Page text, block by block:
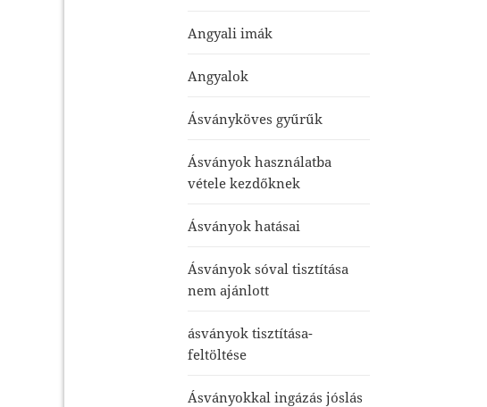
Angyali imák
Angyalok
Ásványköves gyűrűk
Ásványok használatba
vétele kezdőknek
Ásványok hatásai
Ásványok sóval tisztítása
nem ajánlott
ásványok tisztítása-
feltöltése
Ásványokkal ingázás jóslás